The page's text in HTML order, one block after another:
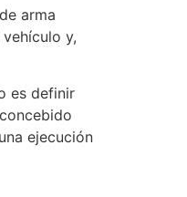
arma
y,
es definir
ejecución